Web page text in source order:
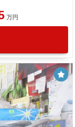
万円